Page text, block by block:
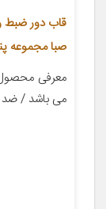
صبا مجموعه
معرفی
می باشد / ضد